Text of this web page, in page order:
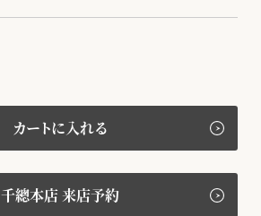
カートに入れる
千總本店 来店予約